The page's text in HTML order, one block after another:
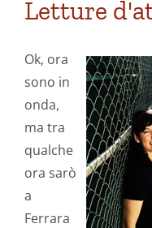
Letture
Ok, ora
sono in
onda,
ma tra
qualche
ora sarò
a
Ferrara